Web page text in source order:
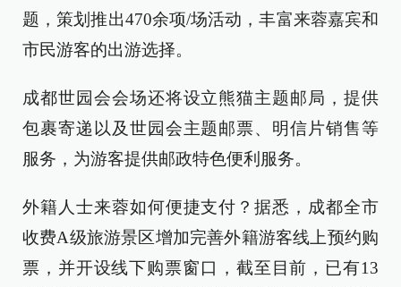
题，策划推出470余项/场活动，丰富来蓉嘉宾和
市民游客的出游选择。
成都世园会会场还将设立熊猫主题邮局，提供
包裹寄递以及世园会主题邮票、明信片销售等
服务，为游客提供邮政特色便利服务。
外籍人士来蓉如何便捷支付？据悉，成都全市
收费A级旅游景区增加完善外籍游客线上预约购
票，并开设线下购票窗口，截至目前，已有13